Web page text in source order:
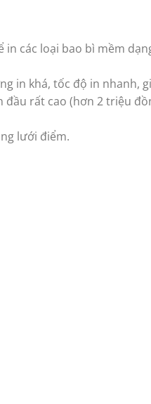
các loại bao bì mềm
in khá, tốc độ in nhanh,
rất cao (hơn 2 triệu
lưới điểm.